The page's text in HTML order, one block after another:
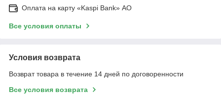
Оплата на карту «Kaspi Bank» АО
Все условия оплаты
Условия возврата
Возврат товара в течение 14 дней по договоренности
Все условия возврата